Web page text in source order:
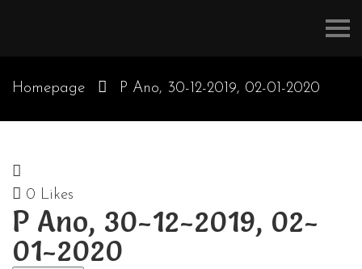
Homepage P Ano, 30-12-2019, 02-01-2020
0 Likes
P Ano, 30-12-2019, 02-
01-2020